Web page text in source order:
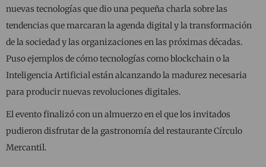
nuevas tecnologías que dio una pequeña charla sobre las
tendencias que marcaran la agenda digital y la transformación
de la sociedad y las organizaciones en las próximas décadas.
Puso ejemplos de cómo tecnologías como blockchain o la
Inteligencia Artificial están alcanzando la madurez necesaria
para producir nuevas revoluciones digitales.
El evento finalizó con un almuerzo en el que los invitados
pudieron disfrutar de la gastronomía del restaurante Círculo
Mercantil.